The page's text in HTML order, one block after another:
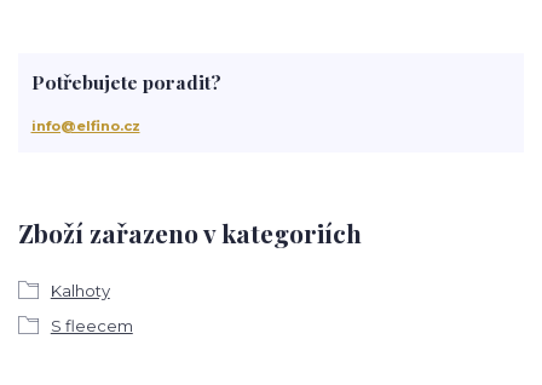
Zboží zařazeno v kategoriích
Kalhoty
S fleecem
Potřebujete poradit?
info@elfino.cz